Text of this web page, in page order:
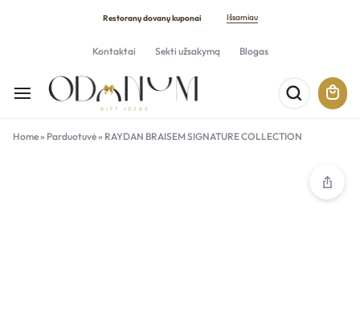
Restoranų dovanų kuponai Išsamiau
Kontaktai Sekti užsakymą Blogas
Home» Parduotuvė» RAYDAN BRAISEM SIGNATURE COLLECTION